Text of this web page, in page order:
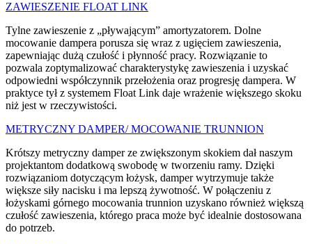
ZAWIESZENIE FLOAT LINK
Tylne zawieszenie z „pływającym” amortyzatorem. Dolne
mocowanie dampera porusza się wraz z ugięciem zawieszenia,
zapewniając dużą czułość i płynność pracy. Rozwiązanie to
pozwala zoptymalizować charakterystykę zawieszenia i uzyskać
odpowiedni współczynnik przełożenia oraz progresję dampera. W
praktyce tył z systemem Float Link daje wrażenie większego skoku
niż jest w rzeczywistości.
METRYCZNY DAMPER/ MOCOWANIE TRUNNION
Krótszy metryczny damper ze zwiększonym skokiem dał naszym
projektantom dodatkową swobodę w tworzeniu ramy. Dzięki
rozwiązaniom dotyczącym łożysk, damper wytrzymuje także
większe siły nacisku i ma lepszą żywotność. W połączeniu z
łożyskami górnego mocowania trunnion uzyskano również większą
czułość zawieszenia, którego praca może być idealnie dostosowana
do potrzeb.